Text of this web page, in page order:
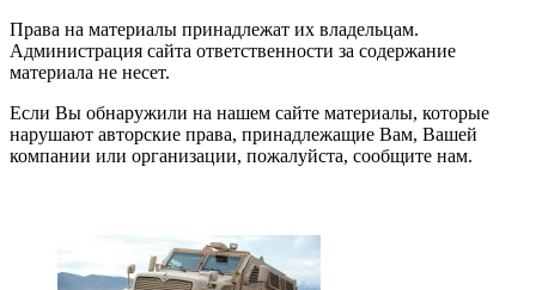
Права на материалы принадлежат их владельцам.
Администрация сайта ответственности за содержание
материала не несет.
Если Вы обнаружили на нашем сайте материалы, которые
нарушают авторские права, принадлежащие Вам, Вашей
компании или организации, пожалуйста, сообщите нам.